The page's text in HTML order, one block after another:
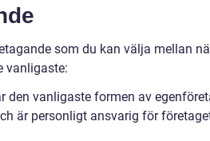
som du kan välja mellan
vanligaste:
den vanligaste formen av
är personligt ansvarig för